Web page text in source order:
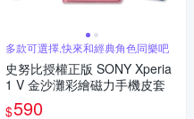
多款可選擇,快來和經典角色同樂吧
史努比授權正版 SONY Xperia
1 V 金沙灘彩繪磁力手機皮套
$590